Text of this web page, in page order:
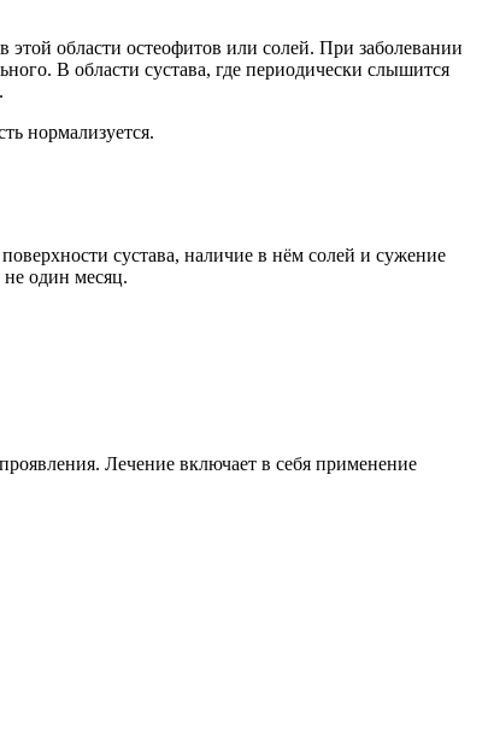
этой области остеофитов или солей. При заболевании
В области сустава, где периодически слышится
нормализуется.
сустава, наличие в нём солей и сужение
один месяц.
Лечение включает в себя применение